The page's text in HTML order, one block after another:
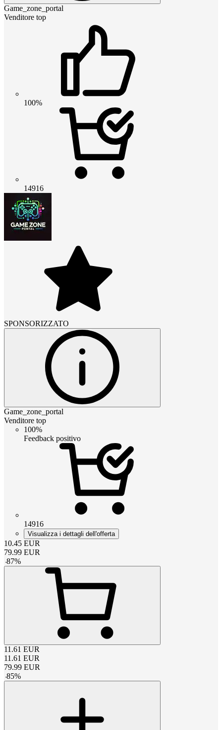
Game_zone_portal
Venditore top
100%
14916
SPONSORIZZATO
Game_zone_portal
Venditore top
100%
Feedback positivo
14916
Visualizza i dettagli dell'offerta
10.45 EUR
79.99 EUR
-87%
11.61 EUR
11.61 EUR
79.99 EUR
-85%